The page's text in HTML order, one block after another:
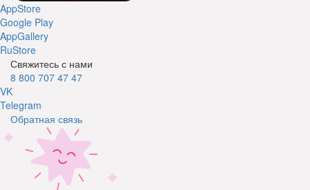
AppStore
Google Play
AppGallery
RuStore
Свяжитесь с нами
8 800 707 47 47
VK
Telegram
Обратная связь